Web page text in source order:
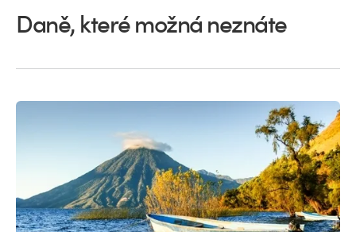
Daně, které možná neznáte